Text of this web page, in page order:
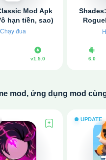
Mod Apk
hạn tiền, sao)
Chạy đua
v1.5.0
v1.11.7
6.0
mod, ứng dụng mod
UPDATE